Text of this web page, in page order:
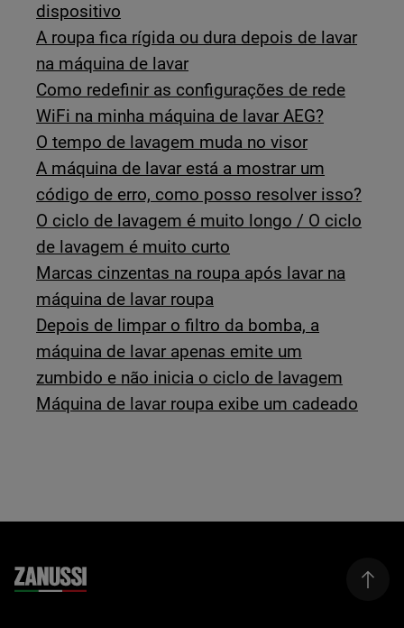
dispositivo
A roupa fica rígida ou dura depois de lavar
na máquina de lavar
Como redefinir as configurações de rede
WiFi na minha máquina de lavar AEG?
O tempo de lavagem muda no visor
A máquina de lavar está a mostrar um
código de erro, como posso resolver isso?
O ciclo de lavagem é muito longo / O ciclo
de lavagem é muito curto
Marcas cinzentas na roupa após lavar na
máquina de lavar roupa
Depois de limpar o filtro da bomba, a
máquina de lavar apenas emite um
zumbido e não inicia o ciclo de lavagem
Máquina de lavar roupa exibe um cadeado